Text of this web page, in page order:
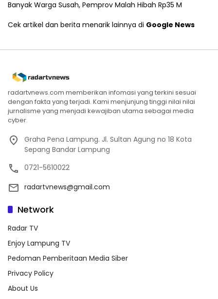
Banyak Warga Susah, Pemprov Malah Hibah Rp35 M
Cek artikel dan berita menarik lainnya di Google News
radartvnews.com memberikan infomasi yang terkini sesuai
dengan fakta yang terjadi. Kami menjunjung tinggi nilai nilai
jurnalisme yang menjadi kewajiban utama sebagai media
cyber.
Graha Pena Lampung. Jl. Sultan Agung no 18 Kota
Sepang Bandar Lampung
0721-5610022
radartvnews@gmail.com
Network
Radar TV
Enjoy Lampung TV
Pedoman Pemberitaan Media Siber
Privacy Policy
About Us